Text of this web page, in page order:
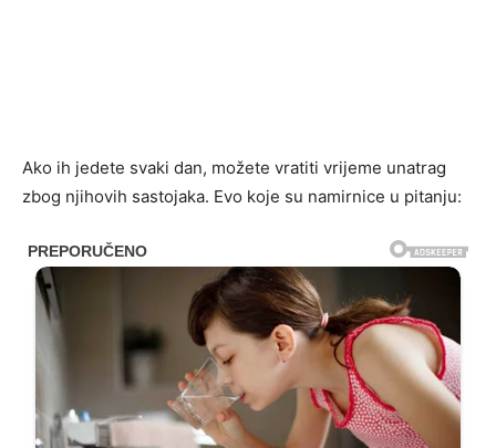
Ako ih jedete svaki dan, možete vratiti vrijeme unatrag
zbog njihovih sastojaka. Evo koje su namirnice u pitanju: